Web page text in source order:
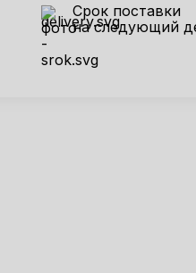
Срок поставки
на следующий